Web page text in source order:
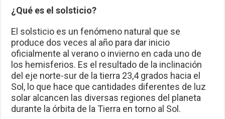
¿Qué es el solsticio?
El solsticio es un fenómeno natural que se
produce dos veces al año para dar inicio
oficialmente al verano o invierno en cada uno de
los hemisferios. Es el resultado de la inclinación
del eje norte-sur de la tierra 23,4 grados hacia el
Sol, lo que hace que cantidades diferentes de luz
solar alcancen las diversas regiones del planeta
durante la órbita de la Tierra en torno al Sol.